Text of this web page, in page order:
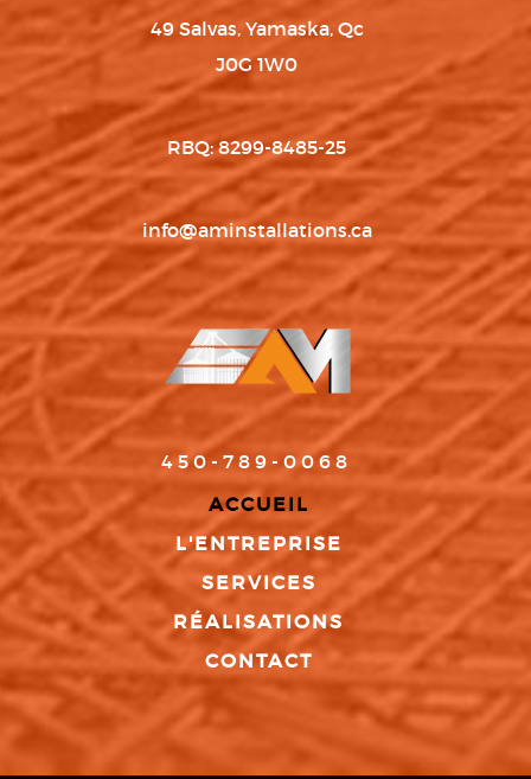
49 Salvas, Yamaska, Qc
J0G 1W0
RBQ: 8299-8485-25
info@aminstallations.ca
450-789-0068
ACCUEIL
L'ENTREPRISE
SERVICES
RÉALISATIONS
CONTACT